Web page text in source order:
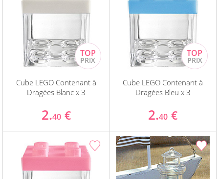
Cube LEGO Contenant à
Dragées Blanc x 3
2.40 €
Cube LEGO Contenant à
Dragées Bleu x 3
2.40 €